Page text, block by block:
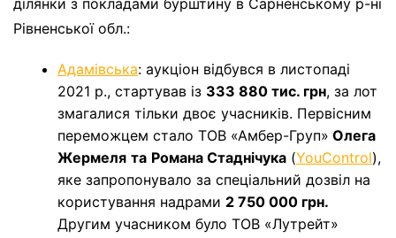
ділянки з покладами бурштину в Сарненському р-ні
Рівненської обл.:
Адамівська: аукціон відбувся в листопаді
2021 р., стартував із 333 880 тис. грн, за лот
змагалися тільки двоє учасників. Первісним
переможцем стало ТОВ «Амбер-Груп» Олега
Жермеля та Романа Стаднічука (YouControl),
яке запропонувало за спеціальний дозвіл на
користування надрами 2 750 000 грн.
Другим учасником було ТОВ «Лутрейт»